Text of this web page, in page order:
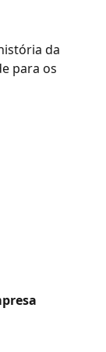
da
para os